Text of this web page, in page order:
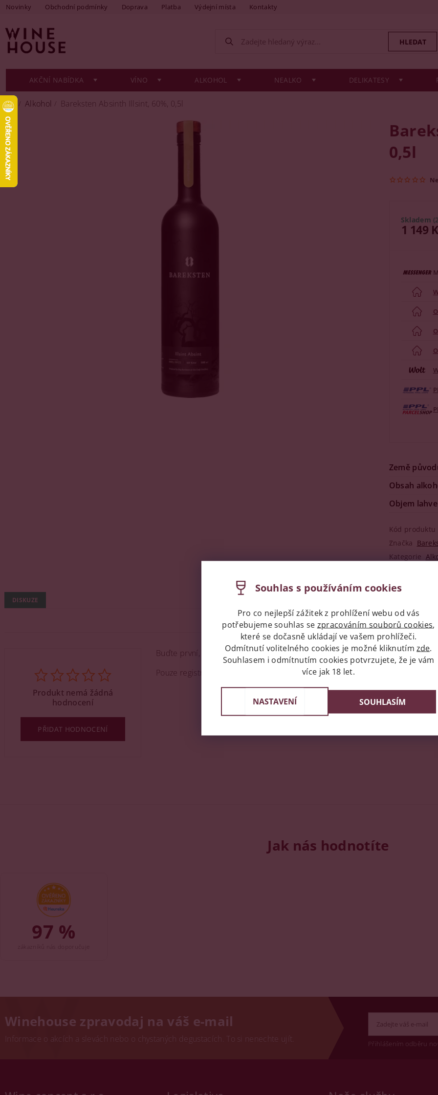
Novinky Obchodní podmínky Doprava Platba Výdejní místa Kontakty
AKČNÍ NABÍDKA VÍNO ALKOHOL NEALKO DELIKATESY
Alkohol Bareksten Absinth Illsint, 60%, 0,5l
0,5l
Skladem
1 149
Země
Obsah
Objem lahve
Kód produktu
Značka
Kategorie
DISKUZE
Buďte první, kdo napíše příspěvek k této položce.
Pouze registrovaní uživatelé mohou vkládat příspěvky. Prosím
Produkt nemá žádná
hodnocení
PŘIDAT HODNOCENÍ
Jak nás hodnotíte
97 %
Winehouse zpravodaj na váš e-mail
Informace o akcích a slevách nebo o chystaných degustacích. To si nenechte ujít. Přihlášením odběru
Souhlas s používáním cookies
Pro co nejlepší zážitek z prohlížení webu od vás
potřebujeme souhlas se zpracováním souborů cookies,
které se dočasně ukládají ve vašem prohlížeči.
Odmítnutí volitelného cookies je možné kliknutímzde.
Souhlasem i odmítnutím cookies potvrzujete, že je vám
více jak 18 let.
NASTAVENÍ SOUHLASÍM